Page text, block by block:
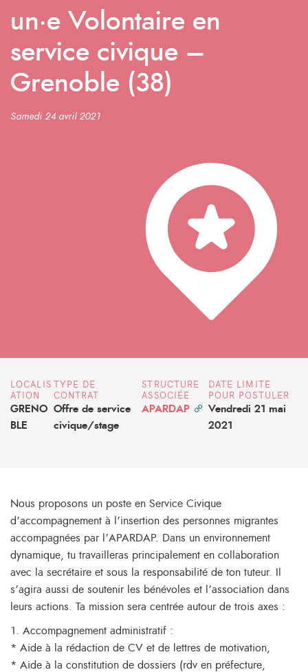
un·e Volontaire en
service civique –
Grenoble (38)
Samedi 24 avril 2021
LOCALIS
ATION
GRENO
BLE
TYPE DE
CONTRAT
Offre de service
civique/stage
STRUCTURE
ASSOCIÉE
APARDAP
DATE LIMITE
POUR POSTULER
Vendredi 21 mai
2021
Nous proposons un poste en Service Civique
d’accompagnement à l’insertion des personnes migrantes
accompagnées par l’APARDAP. Dans un environnement
dynamique, tu travailleras principalement en collaboration
avec la secrétaire et sous la responsabilité de ton tuteur. Il
s’agira aussi de soutenir les bénévoles et l’association dans
leurs actions. Ta mission sera centrée autour de trois axes :
1. Accompagnement administratif :
* Aide à la rédaction de CV et de lettres de motivation,
* Aide à la constitution de dossiers (rdv en préfecture,